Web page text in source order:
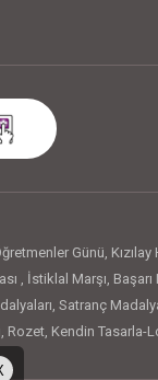
Günü,
, İstiklal Marşı, Başarı
, Satranç
, Rozet, Kendin Tasarla-
Marşı Rozetleri 29